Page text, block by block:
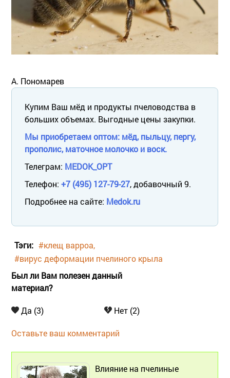
А. Пономарев
Купим Ваш мёд и продукты пчеловодства в
больших объемах. Выгодные цены закупки.
Мы приобретаем оптом: мёд, пыльцу, пергу,
прополис, маточное молочко и воск.
Телеграм: MEDOK_OPT
Телефон: +7 (495) 127-79-27, добавочный 9.
Подробнее на сайте: Medok.ru
Тэги: #клещ варроа
#вирус деформации пчелиного крыла
Был ли Вам полезен данный
материал?
Да (3) Нет (2)
Оставьте ваш комментарий
Влияние на пчелиные